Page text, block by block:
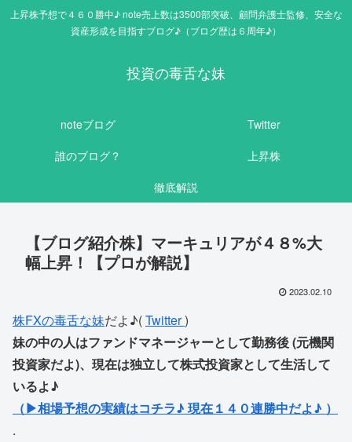
上昇株予想で４６０勝中♪ note売上数は3500部突破、顧問弁護士監修、安全な
資産形成を目指すブログ♪（ブログ歴は６周年♪）
投資の毒舌な妹
noteブログ
Twitter
誰のブログ？
上昇株
徹底解説
【ブログ紹介株】マーキュリアが４８%大
幅上昇！【プロが解説】
2023.02.10
株FXの毒舌な妹だよ♪(Twitter)
妹の中の人はファンドマネージャーとして勤務後 (元機関
投資家だよ)、現在は独立して株式投資家として生活して
いるよ♪
（▶相場予想の実績はコチラ♪ 現在１４０連勝中だよ♪ ）
.